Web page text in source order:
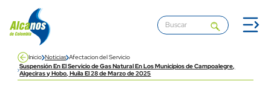
Pasar al contenido principal
Inicio Noticias Afectacion del Servicio
Suspensión En El Servicio de Gas Natural En Los Municipios de Campoalegre,
Algeciras y Hobo, Huila El 28 de Marzo de 2025